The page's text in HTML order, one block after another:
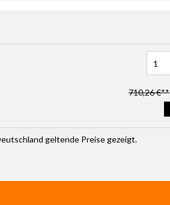
710,26 €**
geltende Preise gezeigt.